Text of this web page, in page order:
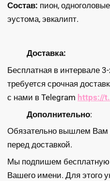
Состав: пион,
эустома, эвкалипт.
Доставка:
Бесплатная в интервале
требуется срочная
с нами в Telegram https://
Дополнительно:
Обязательно вышлем Вам
перед доставкой.
Мы подпишем
Вашего имени. Для этого